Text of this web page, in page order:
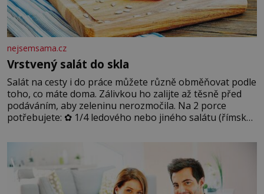
nejsemsama.cz
Vrstvený salát do skla
Salát na cesty i do práce můžete různě obměňovat podle
toho, co máte doma. Zálivkou ho zalijte až těsně před
podáváním, aby zeleninu nerozmočila. Na 2 porce
potřebujete: ✿ 1/4 ledového nebo jiného salátu (římský
okurky ✿ 2 rajčata Zálivka: ✿ 4 lžíce olivového oleje ✿ 1
lžíci citronové šťávy ✿ ½ stroužku